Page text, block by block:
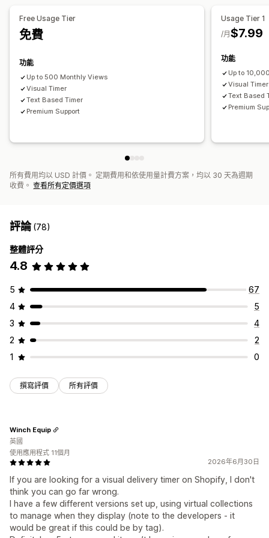
快閃優惠 限時促銷
結帳頁面
運送截止時間
Free Usage Tier
免費
功能
Up to 500 Monthly Views
Visual Timer
Text Based Timer
Premium Support
Usage Tier 1
$7.99
/月
功能
Up to
Visual Timer
Text Based
Premium
所有費用均以 USD 計價。 定期費用和依使用量計費方案，均以 30 天為週期
收費。 查看所有定價選項
評論(78)
整體評分
4.8
5
67
4
5
3
4
2
2
1
0
撰寫評價 所有評價
2026年6月30日
If you are looking for a visual delivery timer on Shopify, I don't
think you can go far wrong.
I have a few different versions set up, using virtual collections
to manage when they display (note to the developers - it
would be great if this could be by tag).
Winch Equip
英國
使用應用程式 11個月